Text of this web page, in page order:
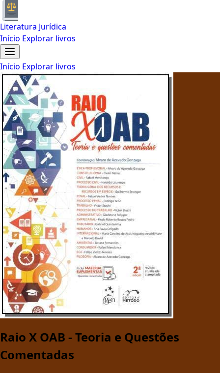
Literatura Jurídica
Início Explorar livros
Início Explorar livros
Raio X OAB - Teoria e Questões
Comentadas